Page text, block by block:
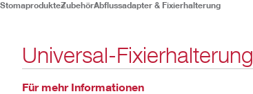
StomaprodukteZubehörAbflussadapter & Fixierhalterung
Universal-Fixierhalterung
Für mehr Informationen